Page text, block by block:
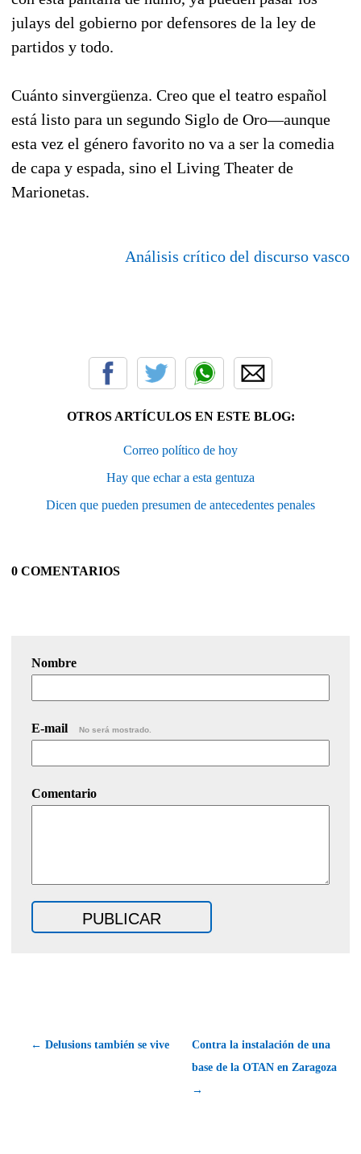
julays del gobierno por defensores de la ley de
partidos y todo.
Cuánto sinvergüenza. Creo que el teatro español
está listo para un segundo Siglo de Oro—aunque
esta vez el género favorito no va a ser la comedia
de capa y espada, sino el Living Theater de
Marionetas.
Análisis crítico del discurso vasco
OTROS ARTÍCULOS EN ESTE BLOG:
Correo político de hoy
Hay que echar a esta gentuza
Dicen que pueden presumen de antecedentes penales
0 COMENTARIOS
Nombre
E-mail No será mostrado.
Comentario
← Delusions también se vive
Contra la instalación de una
base de la OTAN en Zaragoza
→